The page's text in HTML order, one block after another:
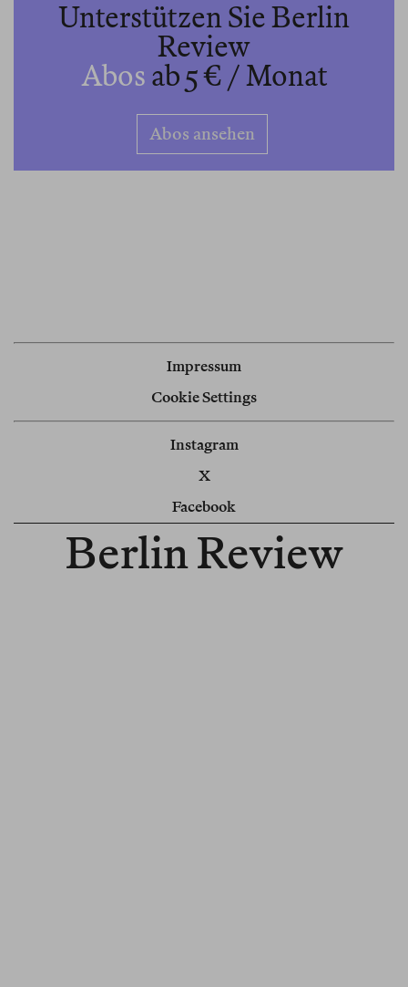
Unterstützen Sie Berlin
Review
Abos ab 5 € / Monat
Abos ansehen
Impressum
Cookie Settings
Instagram
X
Facebook
Berlin Review